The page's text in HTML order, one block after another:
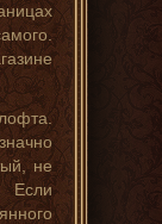
не
Если